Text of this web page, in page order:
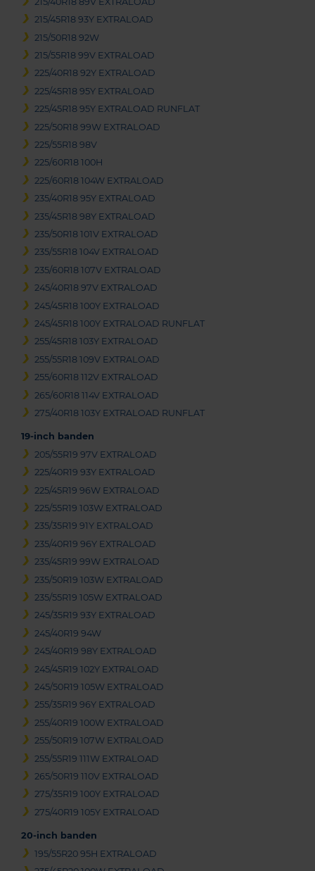
215/45R18 93Y EXTRALOAD
215/50R18 92W
215/55R18 99V EXTRALOAD
225/40R18 92Y EXTRALOAD
225/45R18 95Y EXTRALOAD
225/45R18 95Y EXTRALOAD RUNFLAT
225/50R18 99W EXTRALOAD
225/55R18 98V
225/60R18 100H
225/60R18 104W EXTRALOAD
235/40R18 95Y EXTRALOAD
235/45R18 98Y EXTRALOAD
235/50R18 101V EXTRALOAD
235/55R18 104V EXTRALOAD
235/60R18 107V EXTRALOAD
245/40R18 97V EXTRALOAD
245/45R18 100Y EXTRALOAD
245/45R18 100Y EXTRALOAD RUNFLAT
255/45R18 103Y EXTRALOAD
255/55R18 109V EXTRALOAD
255/60R18 112V EXTRALOAD
265/60R18 114V EXTRALOAD
275/40R18 103Y EXTRALOAD RUNFLAT
19-inch banden
205/55R19 97V EXTRALOAD
225/40R19 93Y EXTRALOAD
225/45R19 96W EXTRALOAD
225/55R19 103W EXTRALOAD
235/35R19 91Y EXTRALOAD
235/40R19 96Y EXTRALOAD
235/45R19 99W EXTRALOAD
235/50R19 103W EXTRALOAD
235/55R19 105W EXTRALOAD
245/35R19 93Y EXTRALOAD
245/40R19 94W
245/40R19 98Y EXTRALOAD
245/45R19 102Y EXTRALOAD
245/50R19 105W EXTRALOAD
255/35R19 96Y EXTRALOAD
255/40R19 100W EXTRALOAD
255/50R19 107W EXTRALOAD
255/55R19 111W EXTRALOAD
265/50R19 110V EXTRALOAD
275/35R19 100Y EXTRALOAD
275/40R19 105Y EXTRALOAD
20-inch banden
195/55R20 95H EXTRALOAD